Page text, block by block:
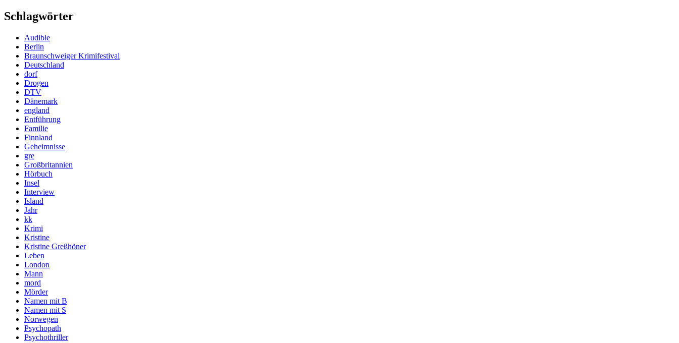
Schlagwörter
Audible
Berlin
Braunschweiger Krimifestival
Deutschland
dorf
Drogen
DTV
Dänemark
england
Entführung
Familie
Finnland
Geheimnisse
gre
Großbritannien
Hörbuch
Insel
Interview
Island
Jahr
kk
Krimi
Kristine
Kristine Greßhöner
Leben
London
Mann
mord
Mörder
Namen mit B
Namen mit S
Norwegen
Psychopath
Psychothriller